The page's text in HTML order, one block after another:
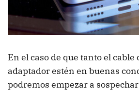
En el caso de que tanto el cable
adaptador estén en buenas
podremos empezar a